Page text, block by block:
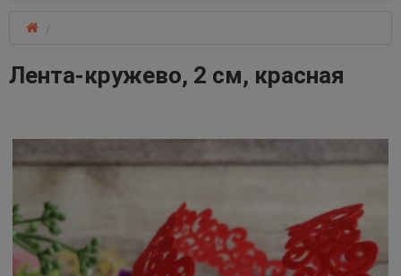
Лента-кружево, 2 см, красная